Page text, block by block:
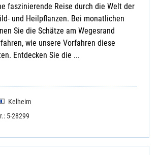
faszinierende Reise durch die Welt der
und Heilpflanzen. Bei monatlichen
Sie die Schätze am Wegesrand
wie unsere Vorfahren diese
Entdecken Sie die ...
Kelheim
5-28299